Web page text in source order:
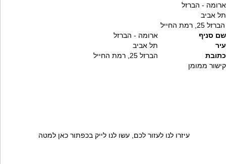
ארומה - הברזל
תל אביב
הברזל 25, רמת החייל
שם סניף
ארומה - הברזל
עיר
תל אביב
כתובת
הברזל 25, רמת החייל
קישור ממומן
עיזרו לנו לעזור לכם, עשו לנו לייק בכפתור כאן למטה